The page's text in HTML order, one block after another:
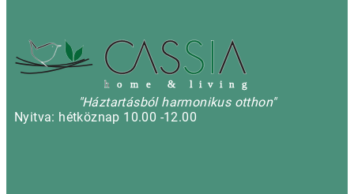
h o m e & l i v i n g
"Háztartásból harmonikus otthon"
Nyitva: hétköznap 10.00 -12.00